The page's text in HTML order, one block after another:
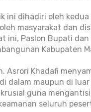
ini dihadiri oleh
masyarakat dan
ini, Paslon Bupati
Kabupaten
Asrori Khadafi
dalam maupun di
guna
seluruh